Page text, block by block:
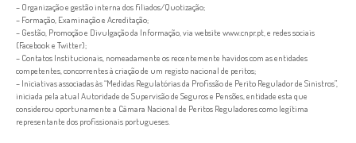
– Organização e gestão interna dos filiados/Quotização;
– Formação, Examinação e Acreditação;
– Gestão, Promoção e Divulgação da Informação, via website www.cnpr.pt, e redes sociais
(Facebook e Twitter);
– Contatos Institucionais, nomeadamente os recentemente havidos com as entidades
competentes, concorrentes à criação de um registo nacional de peritos;
– Iniciativas associadas às “Medidas Regulatórias da Profissão de Perito Regulador de Sinistros”,
iniciada pela atual Autoridade de Supervisão de Seguros e Pensões, entidade esta que
considerou oportunamente a Câmara Nacional de Peritos Reguladores como legítima
representante dos profissionais portugueses.